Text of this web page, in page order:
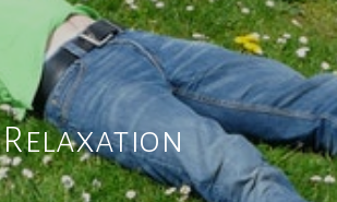
Relaxation